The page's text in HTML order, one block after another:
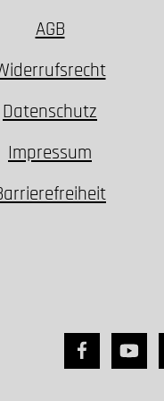
AGB
Datenschutz
Impressum